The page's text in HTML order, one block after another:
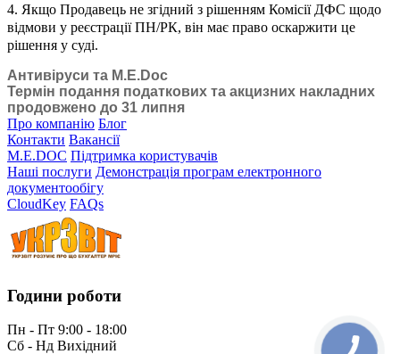
4. Якщо Продавець не згідний з рішенням Комісії ДФС щодо
відмови у реєстрації ПН/РК, він має право оскаржити це
рішення у суді.
Антивіруси та M.E.Doc
Термін подання податкових та акцизних накладних
продовжено до 31 липня
Про компанію Блог
Контакти Вакансії
M.E.DOC Підтримка користувачів
Наші послуги Демонстрація програм електронного
документообігу
CloudKey FAQs
Години роботи
Пн - Пт 9:00 - 18:00
Сб - Нд Вихідний